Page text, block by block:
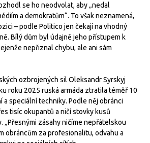
se ho neodvolat, aby „nedal
a demokratům“. To však neznamená,
– podle Politico jen čekají na vhodný
Bílý dům byl údajně jeho přístupem k
nepřiznal chybu, ale ani sám
ozbrojených sil Oleksandr Syrskyj
roku 2025 ruská armáda ztratila téměř 10
a speciální techniky. Podle něj obránci
tisíc okupantů a ničí stovky kusů
„Přesnými zásahy ničíme nepřátelskou
obráncům za profesionalitu, odvahu a